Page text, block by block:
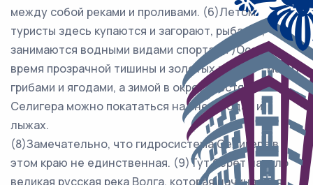
между собой реками и проливами. (6)Летом
туристы здесь купаются и загорают, рыбачат,
занимаются водными видами спорта. (7)Осень –
время прозрачной тишины и золотых красок – манит
грибами и ягодами, а зимой в окрестностях
Селигера можно покататься на снегоходах и
лыжах.
(8)Замечательно, что гидросистема Селигера в
этом краю не единственная. (9)Тут берёт начало
великая русская река Волга, которая начинается